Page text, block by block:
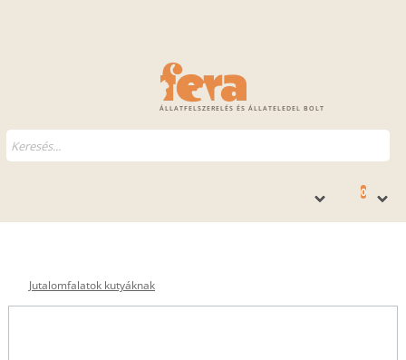
ÁLLATFELSZERELÉS ÉS ÁLLATELEDEL BOLT
0
Jutalomfalatok kutyáknak